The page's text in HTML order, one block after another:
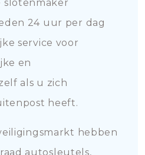
slotenmaker
24 uur per dag
service voor
en
als u zich
heeft.
hebben
autosleutels,